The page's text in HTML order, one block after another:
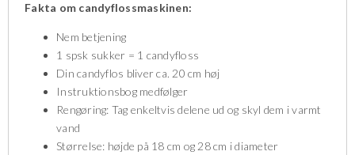
Fakta om candyflossmaskinen:
Nem betjening
1 spsk sukker = 1 candyfloss
Din candyflos bliver ca. 20 cm høj
Instruktionsbog medfølger
Rengøring: Tag enkeltvis delene ud og skyl dem i varmt
vand
Størrelse: højde på 18 cm og 28 cm i diameter